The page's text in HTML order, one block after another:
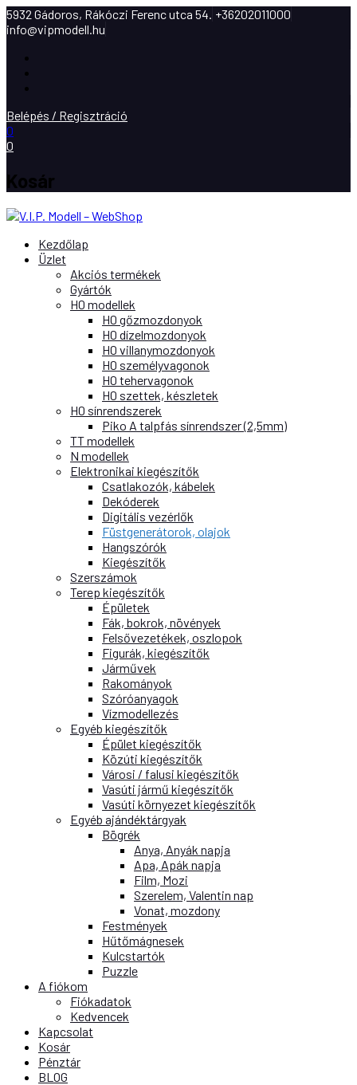
5932 Gádoros, Rákóczi Ferenc utca 54. +36202011000
info@vipmodell.hu
Belépés / Regisztráció
0
0
Kosár
Kezdőlap
Üzlet
Akciós termékek
Gyártók
H0 modellek
H0 gőzmozdonyok
H0 dízelmozdonyok
H0 villanymozdonyok
H0 személyvagonok
H0 tehervagonok
H0 szettek, készletek
H0 sínrendszerek
Piko A talpfás sínrendszer (2,5mm)
TT modellek
N modellek
Elektronikai kiegészítők
Csatlakozók, kábelek
Dekóderek
Digitális vezérlők
Füstgenerátorok, olajok
Hangszórók
Kiegészítők
Szerszámok
Terep kiegészítők
Épületek
Fák, bokrok, növények
Felsővezetékek, oszlopok
Figurák, kiegészítők
Járművek
Rakományok
Szóróanyagok
Vízmodellezés
Egyéb kiegészítők
Épület kiegészítők
Közúti kiegészítők
Városi / falusi kiegészítők
Vasúti jármű kiegészítők
Vasúti környezet kiegészítők
Egyéb ajándéktárgyak
Bögrék
Anya, Anyák napja
Apa, Apák napja
Film, Mozi
Szerelem, Valentin nap
Vonat, mozdony
Festmények
Hűtőmágnesek
Kulcstartók
Puzzle
A fiókom
Fiókadatok
Kedvencek
Kapcsolat
Kosár
Pénztár
BLOG